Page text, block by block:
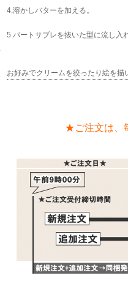
4.溶かしバターを加える。
5.パートサブレを抜いた型に流し
お好みでクリームを絞ったり絵を
★ご注文は、